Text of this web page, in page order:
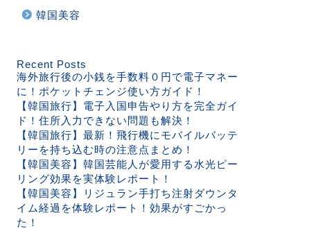
韓国美容
Recent Posts
海外旅行後の小銭を手数料０円で電子マネー
に！ポケットチェンジ使い方ガイド！
【韓国旅行】電子入国申告やり方を完全ガイ
ド！住所入力できない問題も解決！
【韓国旅行】最新！飛行機にモバイルバッテ
リーを持ち込む時の注意点まとめ！
【韓国美容】韓国芸能人が愛用する水光ピー
リング効果を実体験レポート！
【韓国美容】リジュラン手打ち注射ダウンタ
イム経過を体験レポート！効果がすごかっ
た！